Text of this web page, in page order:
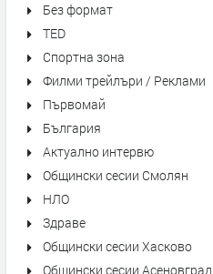
Без формат
TED
Спортна зона
Филми трейлъри / Реклами
Първомай
България
Актуално интервю
Общински сесии Смолян
НЛО
Здраве
Общински сесии Хасково
Общински сесии Асеновград